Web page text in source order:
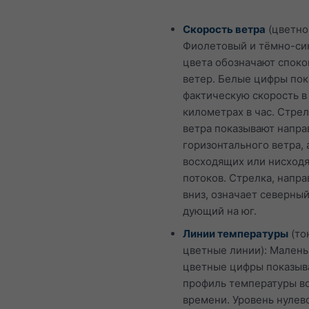
Скорость ветра
Фиолетовый и тёмно-
цвета обозначают
ветер. Белые цифры
фактическую скорость в
километрах в час.
ветра показывают
горизонтального ветра,
восходящих или
потоков. Стрелка,
вниз, означает
дующий на юг.
Линии температуры
цветные линии):
цветные цифры
профиль температуры
времени. Уровень